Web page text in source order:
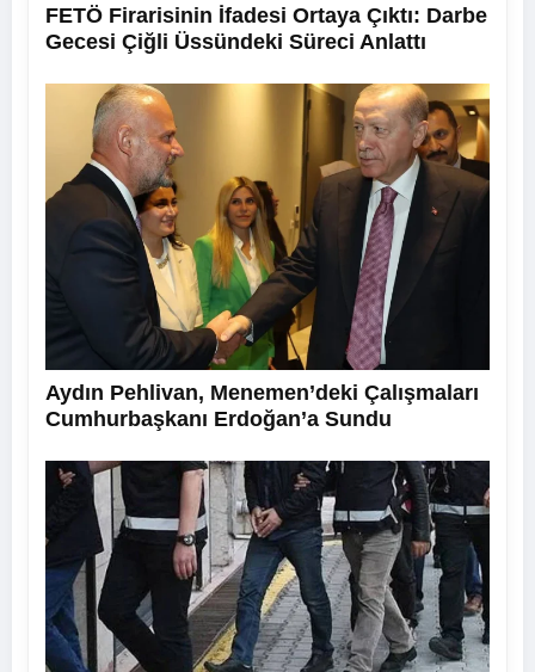
FETÖ Firarisinin İfadesi Ortaya Çıktı: Darbe
Gecesi Çiğli Üssündeki Süreci Anlattı
Aydın Pehlivan, Menemen’deki Çalışmaları
Cumhurbaşkanı Erdoğan’a Sundu